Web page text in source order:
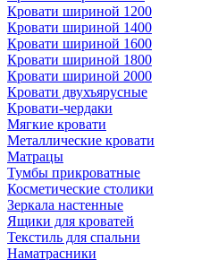
Кровати шириной 1200
Кровати шириной 1400
Кровати шириной 1600
Кровати шириной 1800
Кровати шириной 2000
Кровати двухъярусные
Кровати-чердаки
Мягкие кровати
Металлические кровати
Матрацы
Тумбы прикроватные
Косметические столики
Зеркала настенные
Ящики для кроватей
Текстиль для спальни
Наматрасники